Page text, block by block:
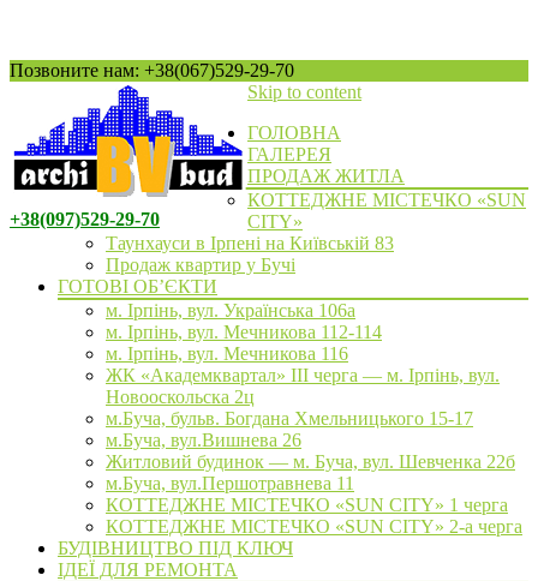
Позвоните нам: +38(067)529-29-70
+38(097)529-29-70
Skip to content
ГОЛОВНА
ГАЛЕРЕЯ
ПРОДАЖ ЖИТЛА
КОТТЕДЖНЕ МІСТЕЧКО «SUN
CITY»
Таунхауси в Ірпені на Київській 83
Продаж квартир у Бучі
ГОТОВІ ОБ’ЄКТИ
м. Ірпінь, вул. Українська 106а
м. Ірпінь, вул. Мечникова 112-114
м. Ірпінь, вул. Мечникова 116
ЖК «Академквартал» III черга — м. Ірпінь, вул.
Новооскольска 2ц
м.Буча, бульв. Богдана Хмельницького 15-17
м.Буча, вул.Вишнева 26
Житловий будинок — м. Буча, вул. Шевченка 22б
м.Буча, вул.Першотравнева 11
КОТТЕДЖНЕ МІСТЕЧКО «SUN CITY» 1 черга
КОТТЕДЖНЕ МІСТЕЧКО «SUN CITY» 2-а черга
БУДІВНИЦТВО ПІД КЛЮЧ
ІДЕЇ ДЛЯ РЕМОНТА